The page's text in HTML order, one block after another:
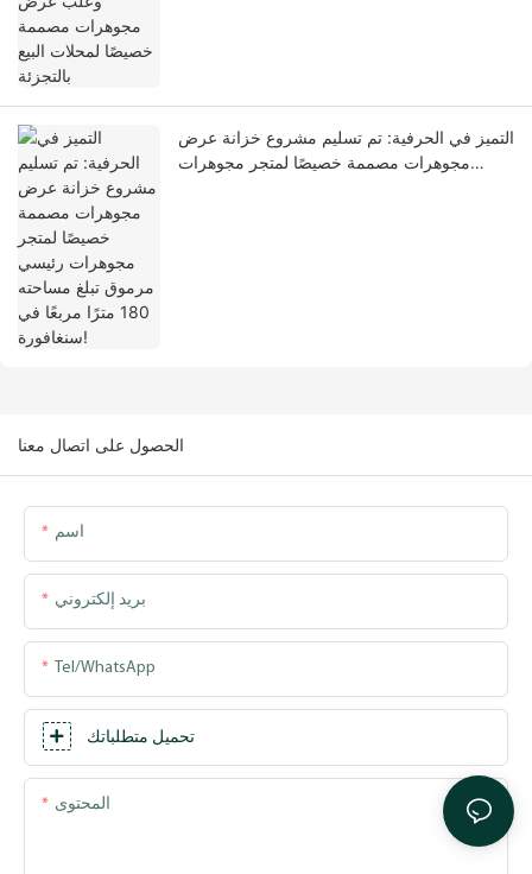
التميز في الحرفية: تم تسليم مشروع خزانة عرض
مجوهرات مصممة خصيصًا لمتجر مجوهرات
الحصول على اتصال معنا
اسم
بريد إلكتروني
Tel/WhatsApp
تحميل متطلباتك
المحتوى